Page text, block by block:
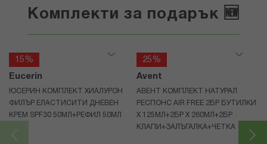
Комплекти за подарък 🆕
15%
Eucerin
ЮСЕРИН КОМПЛЕКТ ХИАЛУРОН
ФИЛЪР ЕЛАСТИСИТИ ДНЕВЕН
КРЕМ SPF30 50МЛ+РЕФИЛ 50МЛ
25%
Avent
АВЕНТ КОМПЛЕКТ НАТУРАЛ
РЕСПОНС AIR FREE 2БР БУТИЛКИ
Х 125МЛ+2БР Х 260МЛ+2БР
КЛАПИ+ЗАЛЪГАЛКА+ЧЕТКА